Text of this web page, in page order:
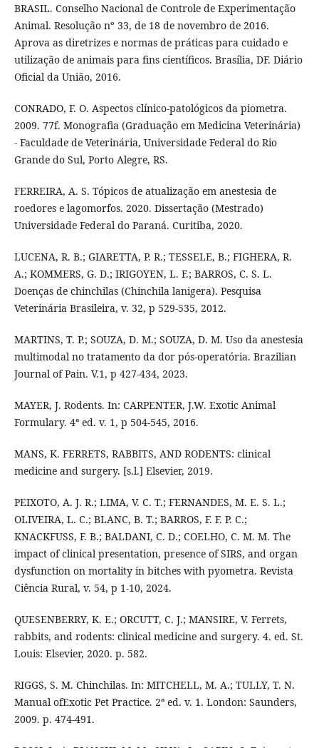
BRASIL. Conselho Nacional de Controle de Experimentação
Animal. Resolução nº 33, de 18 de novembro de 2016.
Aprova as diretrizes e normas de práticas para cuidado e
utilização de animais para fins científicos. Brasília, DF. Diário
Oficial da União, 2016.
CONRADO, F. O. Aspectos clínico-patológicos da piometra.
2009. 77f. Monografia (Graduação em Medicina Veterinária)
- Faculdade de Veterinária, Universidade Federal do Rio
Grande do Sul, Porto Alegre, RS.
FERREIRA, A. S. Tópicos de atualização em anestesia de
roedores e lagomorfos. 2020. Dissertação (Mestrado)
Universidade Federal do Paraná. Curitiba, 2020.
LUCENA, R. B.; GIARETTA, P. R.; TESSELE, B.; FIGHERA, R.
A.; KOMMERS, G. D.; IRIGOYEN, L. F.; BARROS, C. S. L.
Doenças de chinchilas (Chinchila lanigera). Pesquisa
Veterinária Brasileira, v. 32, p 529-535, 2012.
MARTINS, T. P.; SOUZA, D. M.; SOUZA, D. M. Uso da anestesia
multimodal no tratamento da dor pós-operatória. Brazilian
Journal of Pain. V.1, p 427-434, 2023.
MAYER, J. Rodents. In: CARPENTER, J.W. Exotic Animal
Formulary. 4ª ed. v. 1, p 504-545, 2016.
MANS, K. FERRETS, RABBITS, AND RODENTS: clinical
medicine and surgery. [s.l.] Elsevier, 2019.
PEIXOTO, A. J. R.; LIMA, V. C. T.; FERNANDES, M. E. S. L.;
OLIVEIRA, L. C.; BLANC, B. T.; BARROS, F. F. P. C.;
KNACKFUSS, F. B.; BALDANI, C. D.; COELHO, C. M. M. The
impact of clinical presentation, presence of SIRS, and organ
dysfunction on mortality in bitches with pyometra. Revista
Ciência Rural, v. 54, p 1-10, 2024.
QUESENBERRY, K. E.; ORCUTT, C. J.; MANSIRE, V. Ferrets,
rabbits, and rodents: clinical medicine and surgery. 4. ed. St.
Louis: Elsevier, 2020. p. 582.
RIGGS, S. M. Chinchilas. In: MITCHELL, M. A.; TULLY, T. N.
Manual ofExotic Pet Practice. 2ª ed. v. 1. London: Saunders,
2009. p. 474-491.